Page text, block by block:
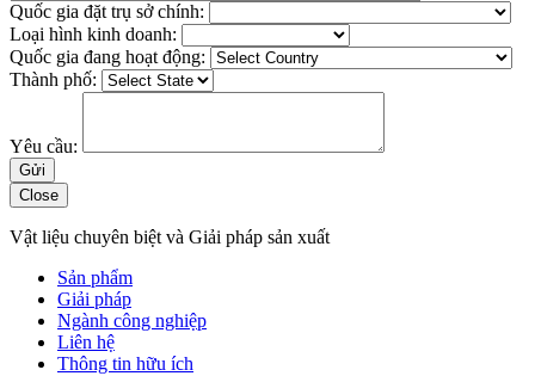
Quốc gia đặt trụ sở chính:
Loại hình kinh doanh:
Quốc gia đang hoạt động:
Thành phố:
Yêu cầu:
Close
Vật liệu chuyên biệt và Giải pháp sản xuất
Sản phẩm
Giải pháp
Ngành công nghiệp
Liên hệ
Thông tin hữu ích